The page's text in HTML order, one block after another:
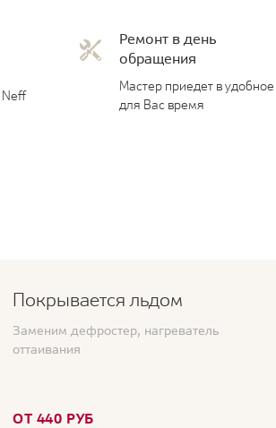
Ремонт в день
обращения
Мастер приедет в удобное
для Вас время
Покрывается льдом
Заменим дефростер, нагреватель
оттаивания
ОТ 440 РУБ